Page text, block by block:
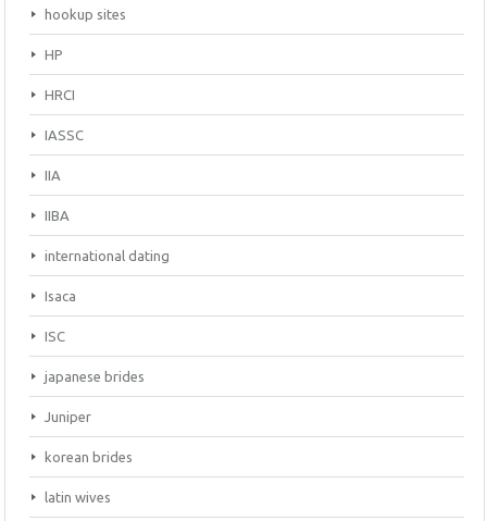
hookup sites
HP
HRCI
IASSC
IIA
IIBA
international dating
Isaca
ISC
japanese brides
Juniper
korean brides
latin wives